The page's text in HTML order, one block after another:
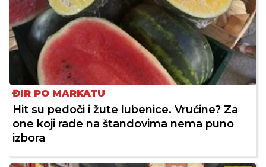
ĐIR PO MARKATU
Hit su pedoči i žute lubenice. Vrućine? Za
one koji rade na štandovima nema puno
izbora